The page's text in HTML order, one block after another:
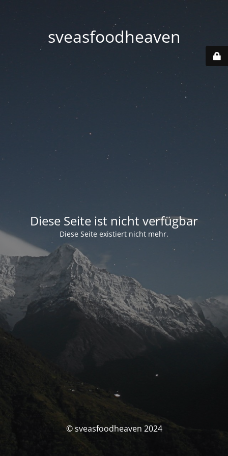
sveasfoodheaven
Diese Seite ist nicht verfügbar
Diese Seite existiert nicht mehr.
© sveasfoodheaven 2024